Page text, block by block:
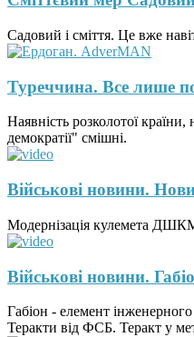
Садовий і сміття. Це вже
Туреччина. Все лише
Наявність розколотої
демократії" смішні.
Військові новини.
Модернізація кулемета
Військові новини.
Габіон - елемент
Теракти від ФСБ. Теракт у